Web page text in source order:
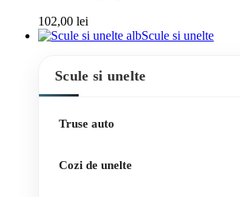
102,00 lei
Scule si unelte
Scule si unelte
Truse auto
Cozi de unelte